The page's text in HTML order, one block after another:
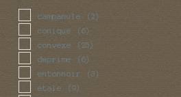
campanule (2)
conique (6)
convexe (25)
deprime (6)
entonnoir (3)
etale (9)